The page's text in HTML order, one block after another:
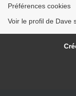
Préférences cookies
Voir le profil de Dave